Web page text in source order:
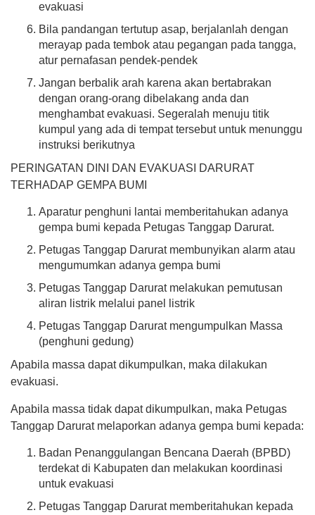
Musrenbang RKP Nagari Koto
Tuo Tahun Anggaran 2027
evakuasi
Bila pandangan tertutup asap, berjalanlah dengan
merayap pada tembok atau pegangan pada tangga,
atur pernafasan pendek-pendek
Jangan berbalik arah karena akan bertabrakan
dengan orang-orang dibelakang anda dan
menghambat evakuasi. Segeralah menuju titik
kumpul yang ada di tempat tersebut untuk menunggu
instruksi berikutnya
PERINGATAN DINI DAN EVAKUASI DARURAT
TERHADAP GEMPA BUMI
Aparatur penghuni lantai memberitahukan adanya
gempa bumi kepada Petugas Tanggap Darurat.
Petugas Tanggap Darurat membunyikan alarm atau
mengumumkan adanya gempa bumi
Petugas Tanggap Darurat melakukan pemutusan
aliran listrik melalui panel listrik
Petugas Tanggap Darurat mengumpulkan Massa
(penghuni gedung)
Apabila massa dapat dikumpulkan, maka dilakukan
evakuasi.
Apabila massa tidak dapat dikumpulkan, maka Petugas
Tanggap Darurat melaporkan adanya gempa bumi kepada:
Badan Penanggulangan Bencana Daerah (BPBD)
terdekat di Kabupaten dan melakukan koordinasi
untuk evakuasi
Petugas Tanggap Darurat memberitahukan kepada
Anggaran
Rp 284.670.000,00
Realisasi
Rp 284.670.000,00